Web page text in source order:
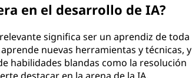
en el desarrollo de IA?
significa ser un aprendiz de toda
nuevas herramientas y técnicas, y
habilidades blandas como la resolución